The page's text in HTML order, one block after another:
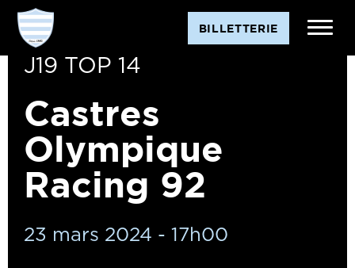
BILLETTERIE
J19 TOP 14
Castres
Olympique
Racing 92
23 mars 2024 - 17h00